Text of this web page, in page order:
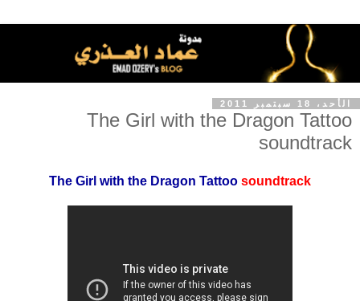
الأحد، 18 سبتمبر 2011
The Girl with the Dragon Tattoo
soundtrack
The Girl with the Dragon Tattoo soundtrack